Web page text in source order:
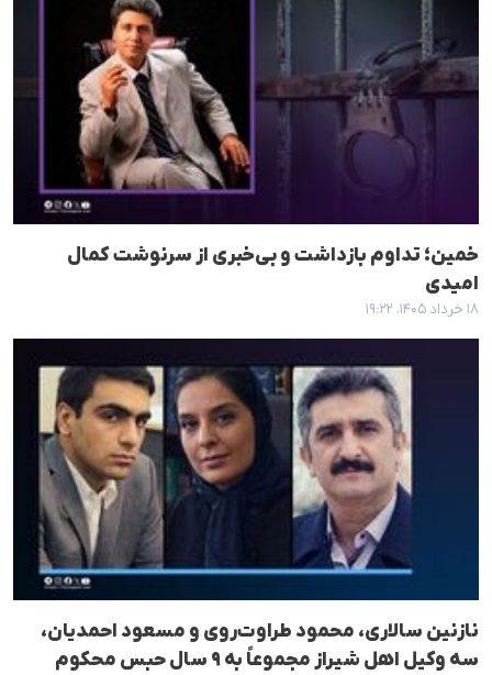
خمین؛ تداوم بازداشت و بی‌خبری از سرنوشت کمال
امیدی
۱۸ خرداد ۱۴۰۵، ۱۹:۲۲
نازنین سالاری، محمود طراوت‌روی و مسعود احمدیان،
سه وکیل اهل شیراز مجموعاً به ۹ سال حبس محکوم